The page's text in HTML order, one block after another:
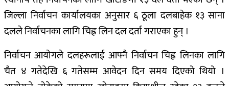
जिल्ला निर्वाचन कार्यालयका अनुसार ६ ठूला दलबाहेक १३ साना
दलले निर्वाचनका लागि चिह्न लिन दल दर्ता गराएका हुन् ।
निर्वाचन आयोगले दलहरूलाई आफ्नै निर्वाचन चिह्न लिनका लागि
चैत ४ गतेदेखि ६ गतेसम्म आवेदन दिन समय दिएको थियो ।